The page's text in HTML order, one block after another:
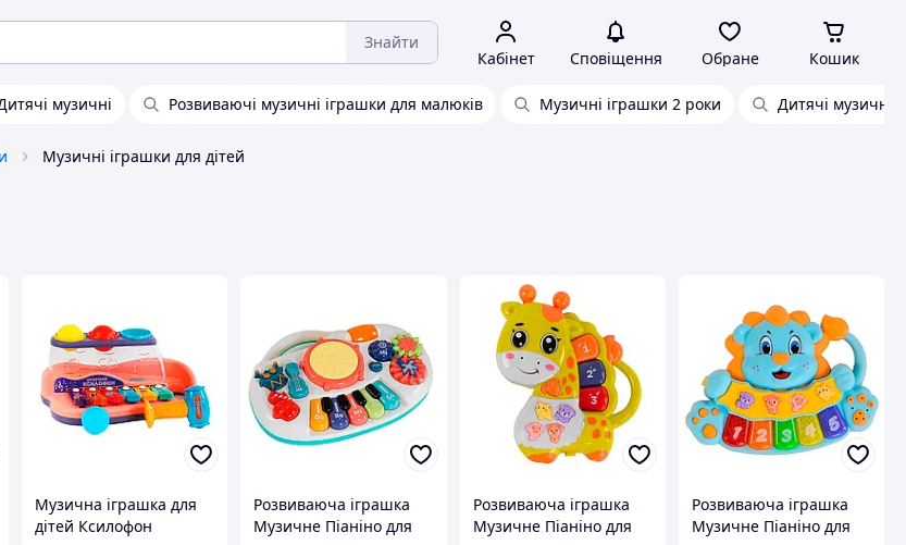
Знайти
Кабінет Сповіщення Обране Кошик
музичні Розвиваючі музичні іграшки для малюків Музичні іграшки 2 роки Дитячі музичні
Музичні іграшки для дітей
Музична іграшка для
дітей Ксилофон
Розвиваюча іграшка
Музичне Піаніно для
Розвиваюча іграшка
Музичне Піаніно для
Розвиваюча іграшка
Музичне Піаніно для